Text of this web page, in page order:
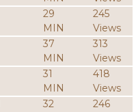
29
MIN
245
Views
37
MIN
313
Views
31
MIN
418
Views
32
246